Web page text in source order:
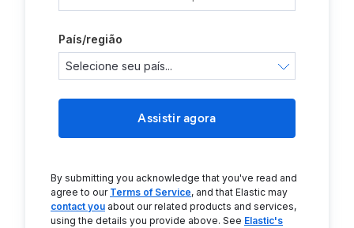
País/região
Assistir agora
By submitting you acknowledge that you've read and
agree to our Terms of Service, and that Elastic may
contact you about our related products and services,
using the details you provide above. See Elastic's